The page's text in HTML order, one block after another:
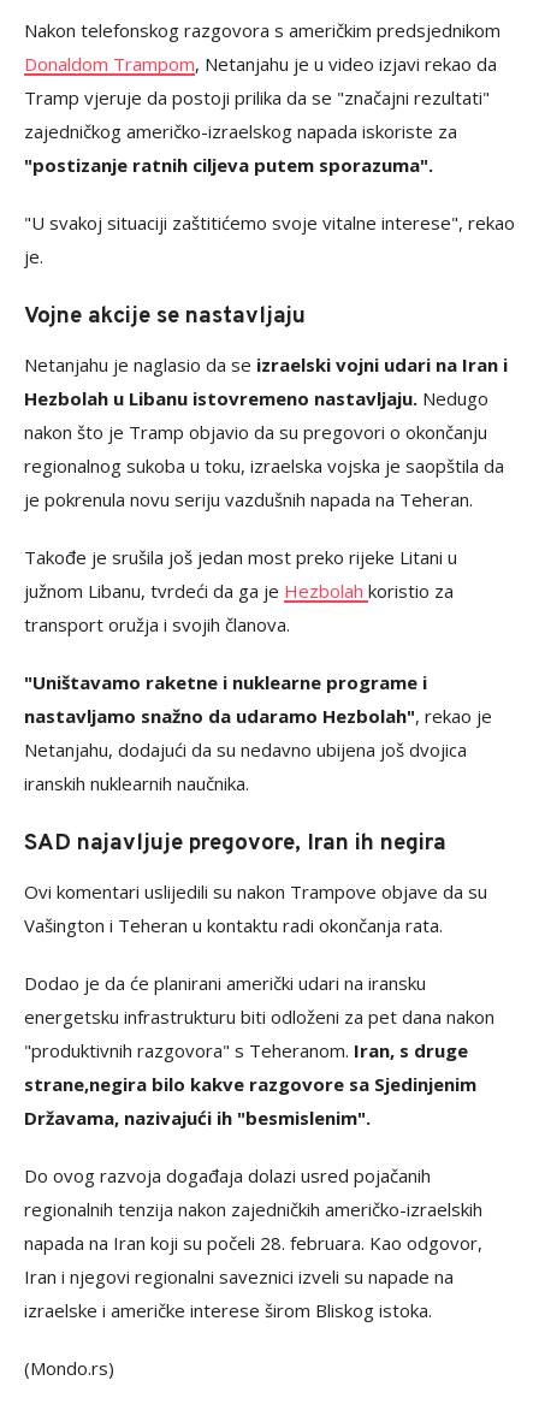
Nakon telefonskog razgovora s američkim predsjednikom
Donaldom Trampom, Netanjahu je u video izjavi rekao da
Tramp vjeruje da postoji prilika da se "značajni rezultati"
zajedničkog američko-izraelskog napada iskoriste za
"postizanje ratnih ciljeva putem sporazuma".
"U svakoj situaciji zaštitićemo svoje vitalne interese", rekao
je.
Vojne akcije se nastavljaju
Netanjahu je naglasio da se izraelski vojni udari na Iran i
Hezbolah u Libanu istovremeno nastavljaju. Nedugo
nakon što je Tramp objavio da su pregovori o okončanju
regionalnog sukoba u toku, izraelska vojska je saopštila da
je pokrenula novu seriju vazdušnih napada na Teheran.
Takođe je srušila još jedan most preko rijeke Litani u
južnom Libanu, tvrdeći da ga je Hezbolah koristio za
transport oružja i svojih članova.
"Uništavamo raketne i nuklearne programe i
nastavljamo snažno da udaramo Hezbolah", rekao je
Netanjahu, dodajući da su nedavno ubijena još dvojica
iranskih nuklearnih naučnika.
SAD najavljuje pregovore, Iran ih negira
Ovi komentari uslijedili su nakon Trampove objave da su
Vašington i Teheran u kontaktu radi okončanja rata.
Dodao je da će planirani američki udari na iransku
energetsku infrastrukturu biti odloženi za pet dana nakon
"produktivnih razgovora" s Teheranom. Iran, s druge
strane,negira bilo kakve razgovore sa Sjedinjenim
Državama, nazivajući ih "besmislenim".
Do ovog razvoja događaja dolazi usred pojačanih
regionalnih tenzija nakon zajedničkih američko-izraelskih
napada na Iran koji su počeli 28. februara. Kao odgovor,
Iran i njegovi regionalni saveznici izveli su napade na
izraelske i američke interese širom Bliskog istoka.
(Mondo.rs)